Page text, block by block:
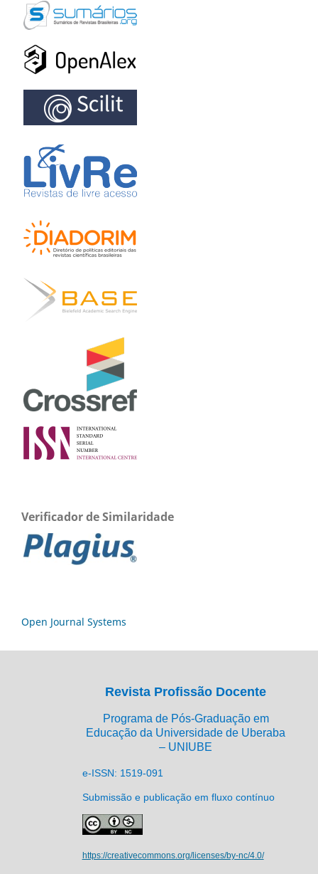
Verificador de Similaridade
Open Journal Systems
Revista Profissão Docente
Programa de Pós-Graduação em
Educação da Universidade de Uberaba
– UNIUBE
e-ISSN: 1519-091
Submissão e publicação em fluxo contínuo
https://creativecommons.org/licenses/by-nc/4.0/